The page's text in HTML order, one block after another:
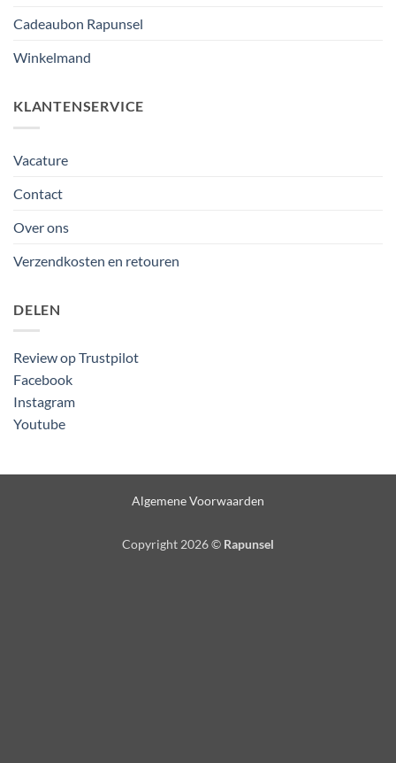
Cadeaubon Rapunsel
Winkelmand
KLANTENSERVICE
Vacature
Contact
Over ons
Verzendkosten en retouren
DELEN
Review op Trustpilot
Facebook
Instagram
Youtube
Algemene Voorwaarden
Copyright 2026 © Rapunsel